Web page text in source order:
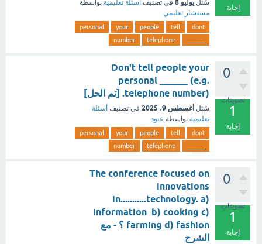
إجابة
سُئل يوليو 8 في تصنيف أسئلة تعليمية بواسطة
مستشار تعليمي
dont
tell
people
your
personal
telephone
number
0
تصويتات
1
إجابة
Don't tell people your
personal ______ (e.g.
telephone number). [تم الحل]
سُئل أغسطس 9، 2025 في تصنيف أسئلة
تعليمية بواسطة عبود
dont
tell
people
your
personal
telephone
number
0
تصويتات
1
إجابة
The conference focused on
innovations
in...........technology. a)
information b) cooking c)
farming d) fashion ؟ - مع
الشرح